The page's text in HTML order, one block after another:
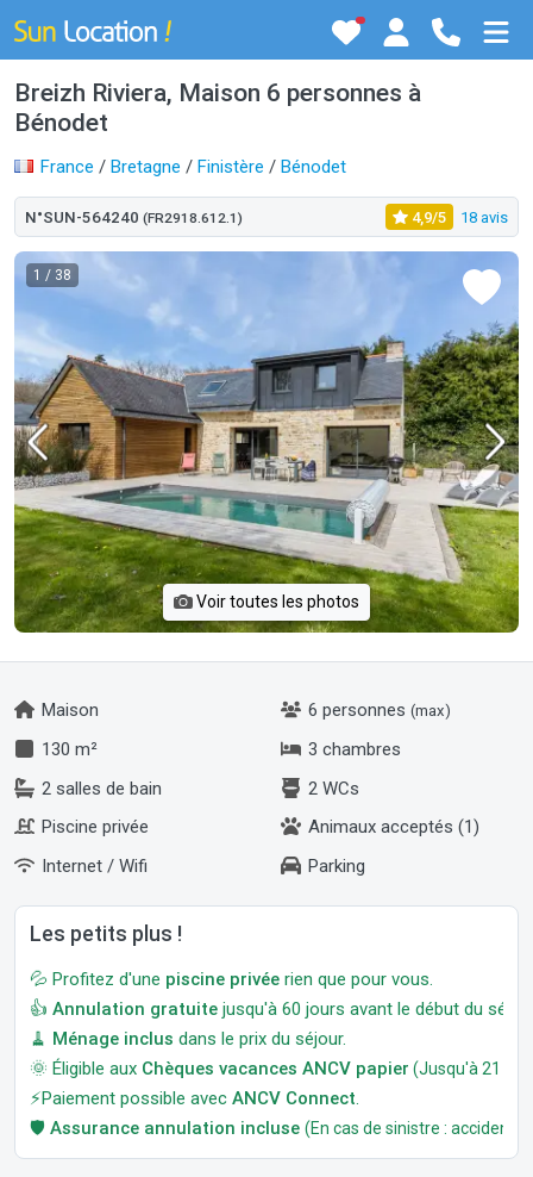
Breizh Riviera, Maison 6 personnes à
Bénodet
France / Bretagne / Finistère / Bénodet
N°SUN-564240 (FR2918.612.1) 4,9/5 18 avis
1 / 38
Voir toutes les photos
Maison 6 personnes (max)
130 m²
3 chambres
2 salles de bain
2 WCs
Piscine privée
Animaux acceptés (1)
Internet / Wifi
Parking
Les petits plus !
💦 Profitez d'une piscine privée rien que pour vous.
👍 Annulation gratuite jusqu'à 60 jours avant le début du
🧹 Ménage inclus dans le prix du séjour.
🌞 Éligible aux Chèques vacances ANCV papier (Jusqu'à 21
⚡Paiement possible avec ANCV Connect.
🛡️ Assurance annulation incluse (En cas de sinistre : accident,